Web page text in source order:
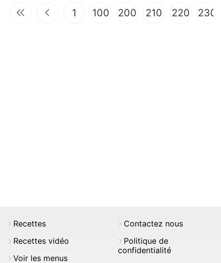
1 100 200 210 220 230
Recettes
Recettes vidéo
Voir les menus
Contactez nous
Politique de
confidentialité